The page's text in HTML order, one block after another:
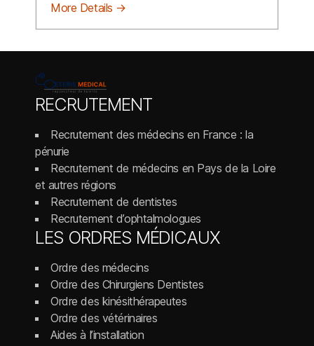
More Details
RECRUTEMENT
Recrutement des médecins en France : la
pénurie
Recrutement de médecins en Pays de la Loire
et autres régions
Recrutement de dentistes
Recrutement d’ophtalmologues
LES ORDRES MÉDICAUX
Ordre des médecins
Ordre des Chirurgiens Dentistes
Ordre des kinésithérapeutes
Ordre des vétérinaires
Aides à l’installation